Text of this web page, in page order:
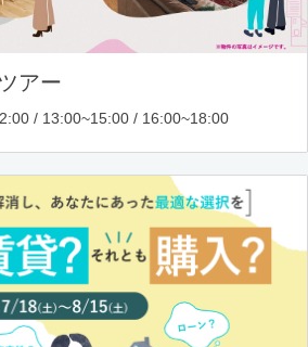
アー
/ 13:00~15:00 / 16:00~18:00